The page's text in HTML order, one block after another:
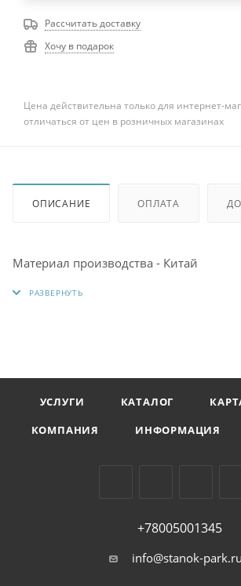
Рассчитать доставку
Хочу в подарок
Цена действительна только для интернет-
отличаться от цен в розничных магазинах
ОПИСАНИЕ ОПЛАТА
Материал производства - Китай
УСЛУГИ КАТАЛОГ
КОМПАНИЯ
ИНФОРМАЦИЯ
+78005001345
info@stanok-park.ru